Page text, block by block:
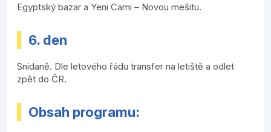
Egyptský bazar a Yeni Cami – Novou mešitu.
6. den
Snídaně. Dle letového řádu transfer na letiště a odlet
zpět do ČR.
Obsah programu: